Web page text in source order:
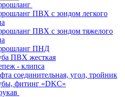
ПВХ с зондом легкого
ПВХ с зондом тяжелого
ПНД
ПВХ жесткая
- клипса
соединительная, угол, тройник
фитинг «DKC»